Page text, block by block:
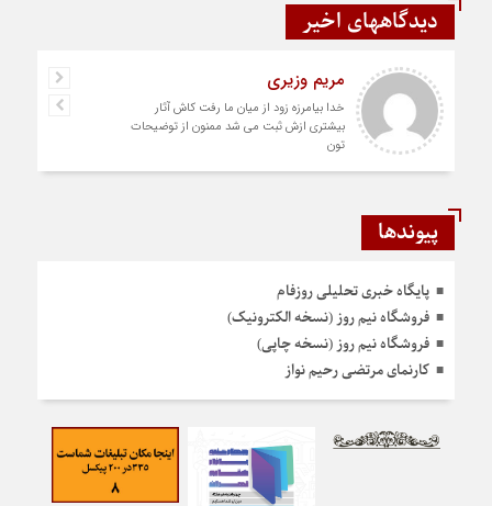
دیدگاههای اخیر
مریم وزیری
خدا بیامرزه زود از میان ما رفت کاش آثار
بیشتری ازش ثبت می شد ممنون از توضیحات
تون
پیوندها
پایگاه خبری تحلیلی روزفام
فروشگاه نیم روز (نسخه الکترونیک)
فروشگاه نیم روز (نسخه چاپی)
کارنمای مرتضی رحیم نواز